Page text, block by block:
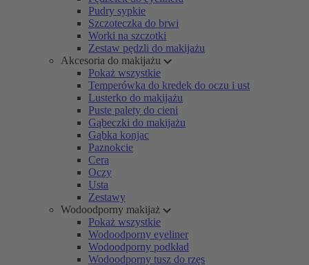
Pudry sypkie
Szczoteczka do brwi
Worki na szczotki
Zestaw pędzli do makijażu
Akcesoria do makijażu
Pokaż wszystkie
Temperówka do kredek do oczu i ust
Lusterko do makijażu
Puste palety do cieni
Gąbeczki do makijażu
Gąbka konjac
Paznokcie
Cera
Oczy
Usta
Zestawy
Wodoodporny makijaż
Pokaż wszystkie
Wodoodporny eyeliner
Wodoodporny podkład
Wodoodporny tusz do rzęs